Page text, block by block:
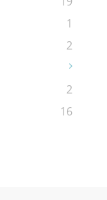
1
2
2
16